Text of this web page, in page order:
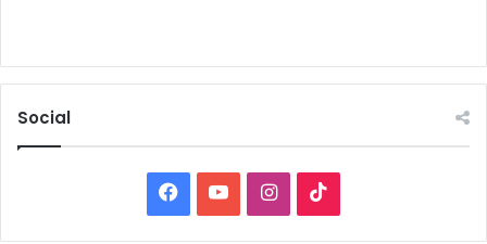
Social
Facebook
YouTubeInstagram